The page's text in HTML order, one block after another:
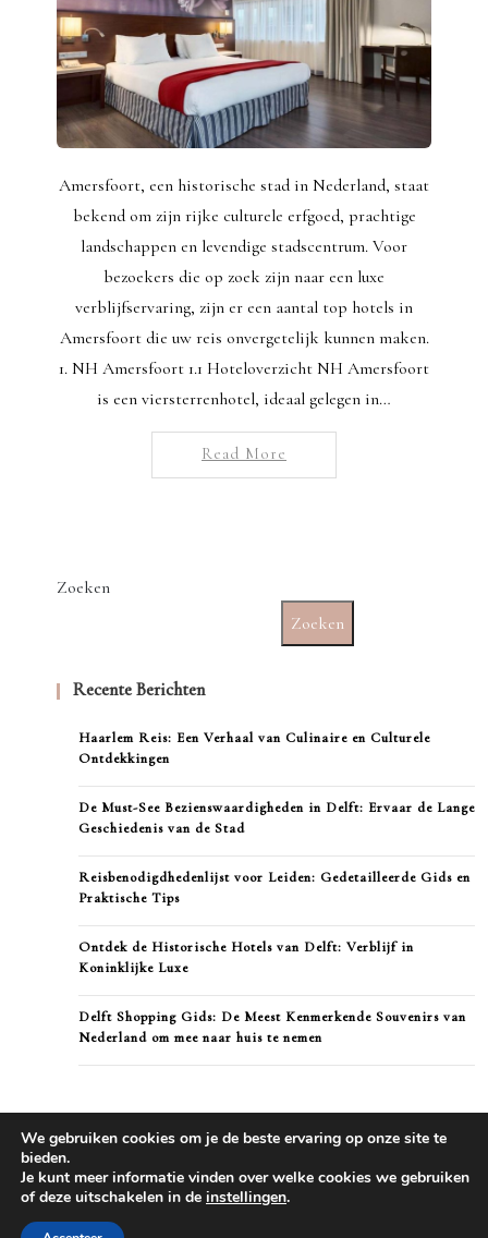
Amersfoort, een historische stad in Nederland, staat
bekend om zijn rijke culturele erfgoed, prachtige
landschappen en levendige stadscentrum. Voor
bezoekers die op zoek zijn naar een luxe
verblijfservaring, zijn er een aantal top hotels in
Amersfoort die uw reis onvergetelijk kunnen maken.
1. NH Amersfoort 1.1 Hoteloverzicht NH Amersfoort
is een viersterrenhotel, ideaal gelegen in…
Read More
Zoeken
Zoeken
Recente Berichten
Haarlem Reis: Een Verhaal van Culinaire en Culturele
Ontdekkingen
De Must-See Bezienswaardigheden in Delft: Ervaar de Lange
Geschiedenis van de Stad
Reisbenodigdhedenlijst voor Leiden: Gedetailleerde Gids en
Praktische Tips
Ontdek de Historische Hotels van Delft: Verblijf in
Koninklijke Luxe
Delft Shopping Gids: De Meest Kenmerkende Souvenirs van
Nederland om mee naar huis te nemen
We gebruiken cookies om je de beste ervaring op onze site te
bieden.
Je kunt meer informatie vinden over welke cookies we gebruiken
of deze uitschakelen in de instellingen.